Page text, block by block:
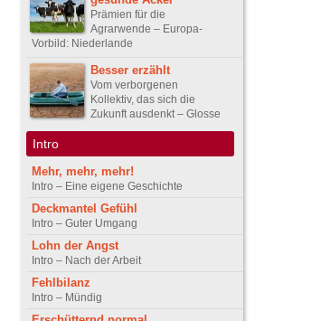
Prämien für die
Agrarwende – Europa-
Vorbild: Niederlande
Besser erzählt
Vom verborgenen
Kollektiv, das sich die
Zukunft ausdenkt – Glosse
Intro
Mehr, mehr, mehr!
Intro – Eine eigene Geschichte
Deckmantel Gefühl
Intro – Guter Umgang
Lohn der Angst
Intro – Nach der Arbeit
Fehlbilanz
Intro – Mündig